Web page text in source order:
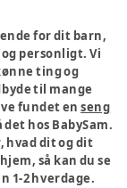
for dit barn,
personligt. Vi
ting og
til mange
fundet enseng
hos BabySam.
hvad dit og dit
så kan du se
1-2 hverdage.